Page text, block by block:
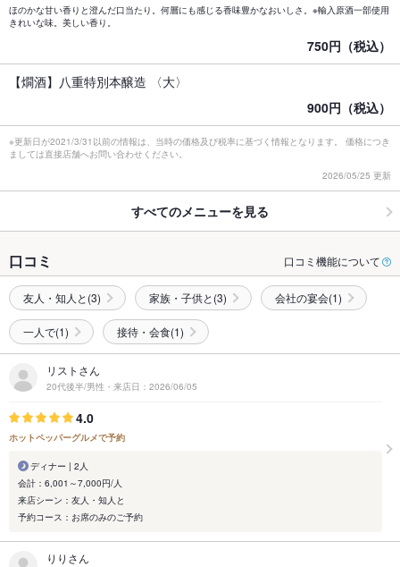
ほのかな甘い香りと澄んだ口当たり。何層にも感じる香味豊かなおいしさ。※輸入原酒一部使用
きれいな味。美しい香り。
750円（税込）
【燗酒】八重特別本醸造 〈大〉
900円（税込）
※更新日が2021/3/31以前の情報は、当時の価格及び税率に基づく情報となります。 価格につき
ましては直接店舗へお問い合わせください。
2026/05/25 更新
すべてのメニューを見る
口コミ 口コミ機能について
友人・知人と(3) 家族・子供と(3) 会社の宴会(1)
一人で(1) 接待・会食(1)
リストさん
20代後半/男性・来店日：2026/06/05
4.0
ホットペッパーグルメで予約
ディナー | 2人
会計：6,001～7,000円/人
来店シーン：友人・知人と
予約コース：お席のみのご予約
りりさん